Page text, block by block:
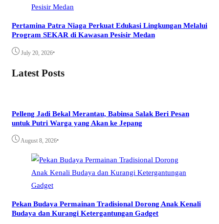
Pertamina Patra Niaga Perkuat Edukasi Lingkungan Melalui
Program SEKAR di Kawasan Pesisir Medan
July 20, 2026•
Latest Posts
Pelleng Jadi Bekal Merantau, Babinsa Salak Beri Pesan
untuk Putri Warga yang Akan ke Jepang
August 8, 2026•
Pekan Budaya Permainan Tradisional Dorong Anak Kenali
Budaya dan Kurangi Ketergantungan Gadget